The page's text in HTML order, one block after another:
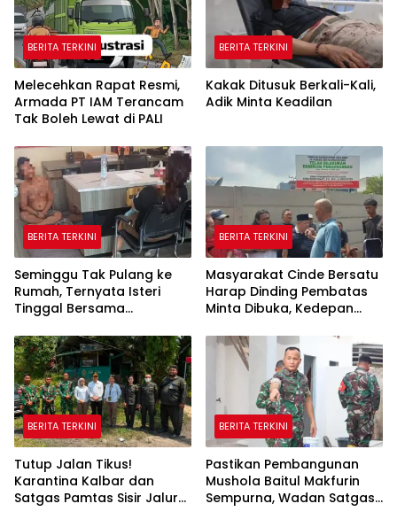
BERITA TERKINI
Melecehkan Rapat Resmi,
Armada PT IAM Terancam
Tak Boleh Lewat di PALI
BERITA TERKINI
Kakak Ditusuk Berkali-Kali,
Adik Minta Keadilan
BERITA TERKINI
Seminggu Tak Pulang ke
Rumah, Ternyata Isteri
Tinggal Bersama
BERITA TERKINI
Masyarakat Cinde Bersatu
Harap Dinding Pembatas
Minta Dibuka, Kedepan
BERITA TERKINI
Tutup Jalan Tikus!
Karantina Kalbar dan
Satgas Pamtas Sisir Jalur
BERITA TERKINI
Pastikan Pembangunan
Mushola Baitul Makfurin
Sempurna, Wadan Satgas